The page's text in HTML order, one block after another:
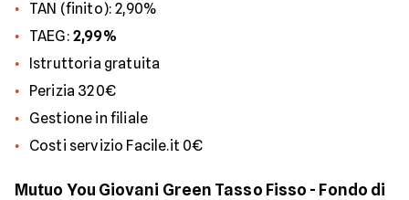
TAN (finito): 2,90%
TAEG: 2,99%
Istruttoria gratuita
Perizia 320€
Gestione in filiale
Costi servizio Facile.it 0€
Mutuo You Giovani Green Tasso Fisso - Fondo di